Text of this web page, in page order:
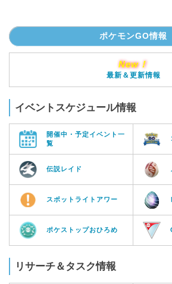
ポケモンGO情報
New！
最新＆更新情報
イベントスケジュール情報
開催中・予定イベント一
覧
伝説レイド
スポットライトアワー
ポケストップおひろめ
リサーチ＆タスク情報